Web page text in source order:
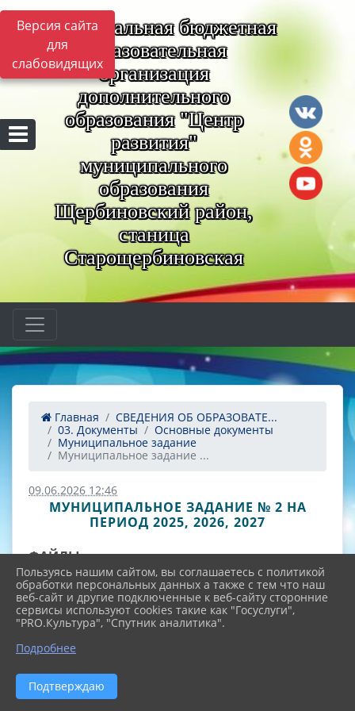
Версия сайта
для
слабовидящих
Муниципальная бюджетная
образовательная
организация
дополнительного
образования "Центр
развития"
муниципального
образования
Щербиновский район,
станица
Старощербиновская
Главная
СВЕДЕНИЯ ОБ ОБРАЗОВАТЕ...
03. Документы
Основные документы
Муниципальное задание
Муниципальное задание ...
09.06.2026 12:46
МУНИЦИПАЛЬНОЕ ЗАДАНИЕ № 2 НА
ПЕРИОД 2025, 2026, 2027
ФАЙЛЫ
муниципальное задания № 2 на 2025
г и плановый период 2026 и 2027
годов.09062026 (12.5 MiB)
Пользуясь нашим сайтом, вы соглашаетесь с политикой
обработки персональных данных а также с тем что наш
веб-сайт и другие подключенные к веб-сайту сторонние
сервисы используют cookies такие как "Госуслуги",
"PRO.Культура", "Спутник аналитика".
Подробнее
Подтверждаю